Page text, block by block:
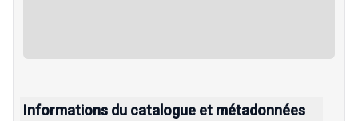
Informations du catalogue et métadonnées